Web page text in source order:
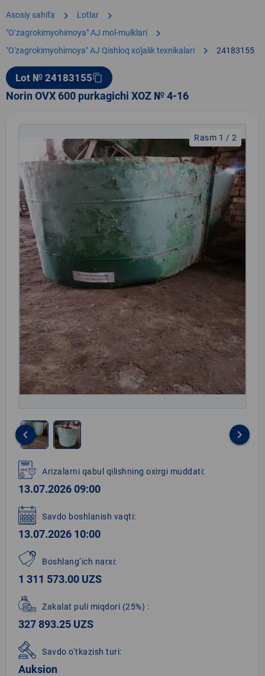
Asosiy sahifa chevron_right Lotlar chevron_right
"Oʻzagrokimyohimoya" AJ mol-mulklari chevron_right
"O'zagrokimyohimoya" AJ Qishloq xo'jalik texnikalari chevron_right 24183155
Lot № 24183155content_copy
Norin OVX 600 purkagichi XOZ № 4-16
Rasm 1 / 2
1
of
2
keyboard_arrow_left keyboard_arrow_right
Arizalarni qabul qilishning oxirgi muddati:
13.07.2026 09:00
Savdo boshlanish vaqti:
13.07.2026 10:00
Boshlang‘ich narxi:
1 311 573.00 UZS
Zakalat puli miqdori (25%) :
327 893.25 UZS
Savdo o‘tkazish turi:
Auksion